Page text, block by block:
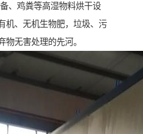
、鸡粪等高湿物料烘干设
机、无机生物肥，垃圾、污
物无害处理的先河。